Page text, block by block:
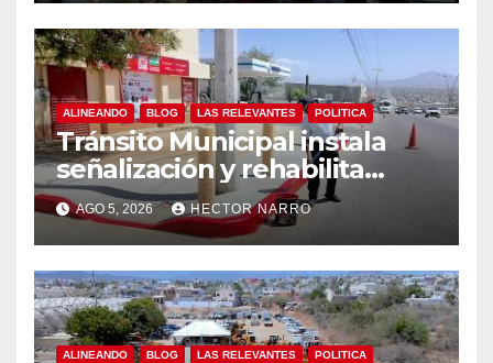
ALINEANDO BLOG LAS RELEVANTES POLITICA
Tránsito Municipal instala
señalización y rehabilita
cruces peatonales en Los
Cabos
AGO 5, 2026 HECTOR NARRO
ALINEANDO BLOG LAS RELEVANTES POLITICA